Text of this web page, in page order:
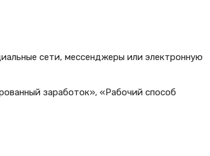
сети, мессенджеры или электронную
заработок», «Рабочий способ